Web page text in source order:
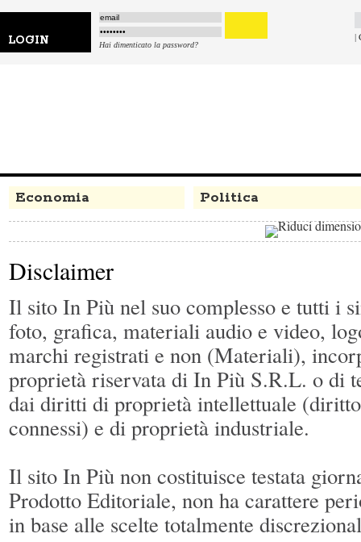
LOGIN Hai dimenticato la password?
|
Economia Politica
Disclaimer
Il sito In Più nel suo complesso e tutti i
foto, grafica, materiali audio e video,
marchi registrati e non (Materiali),
proprietà riservata di In Più S.R.L. o di
dai diritti di proprietà intellettuale
connessi) e di proprietà industriale.
Il sito In Più non costituisce testata
Prodotto Editoriale, non ha carattere
in base alle scelte totalmente